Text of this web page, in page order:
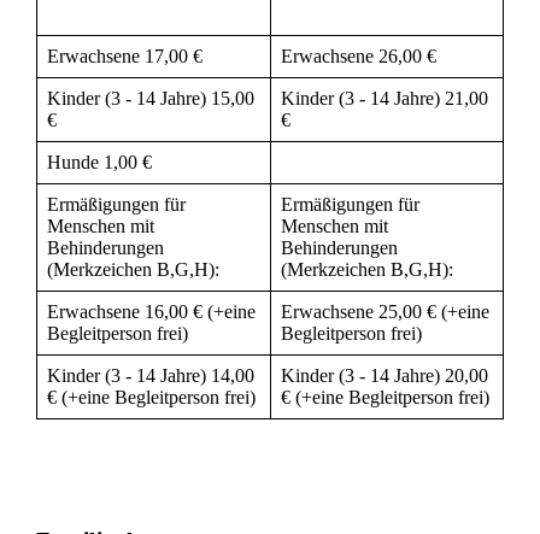
Erwachsene 17,00 € Erwachsene 26,00 €
Kinder (3 - 14 Jahre) 15,00
€
Kinder (3 - 14 Jahre) 21,00
€
Hunde 1,00 €
Ermäßigungen für
Menschen mit
Behinderungen
(Merkzeichen B,G,H):
Ermäßigungen für
Menschen mit
Behinderungen
(Merkzeichen B,G,H):
Erwachsene 16,00 € (+eine
Begleitperson frei)
Erwachsene 25,00 € (+eine
Begleitperson frei)
Kinder (3 - 14 Jahre) 14,00
€ (+eine Begleitperson frei)
Kinder (3 - 14 Jahre) 20,00
€ (+eine Begleitperson frei)